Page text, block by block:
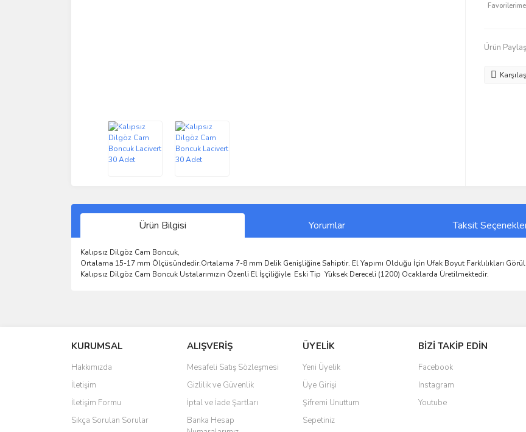
Ürün
Ürün Bilgisi Yorumlar Taksit
Kalıpsız Dilgöz Cam Boncuk,
Ortalama 15-17 mm Ölçüsündedir.Ortalama 7-8 mm Delik Genişliğine Sahiptir. El Yapımı Olduğu İçin Ufak Boyut Farklılıkları
Kalıpsız Dilgöz Cam Boncuk Ustalarımızın Özenli El İşçiliğiyle Eski Tip Yüksek Dereceli (1200) Ocaklarda Üretilmektedir.
Ürün resmi kalitesiz, bozuk veya görüntülenemiyor.
Ürün açıklamasında eksik bilgiler bulunuyor.
Ürün bilgilerinde hatalar bulunuyor.
Ürün fiyatı diğer sitelerden daha pahalı.
Bu ürüne benzer farklı alternatifler olmalı.
KURUMSAL
Hakkımızda
İletişim
İletişim Formu
Sıkça Sorulan Sorular
ALIŞVERİŞ
Mesafeli Satış Sözleşmesi
Gizlilik ve Güvenlik
İptal ve İade Şartları
Banka Hesap
ÜYELİK
Yeni Üyelik
Üye Girişi
Şifremi Unuttum
Sepetiniz
BİZİ TAKİP EDİN
Facebook
Instagram
Youtube